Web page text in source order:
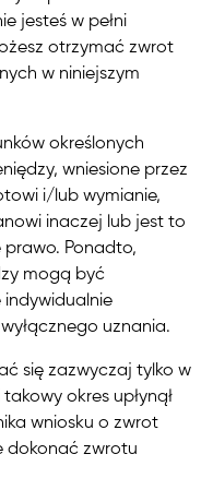
jesteś w pełni
otrzymać zwrot
w niniejszym
określonych
wniesione przez
i/lub wymianie,
inaczej lub jest to
Ponadto,
mogą być
indywidualnie
uznania.
się zazwyczaj tylko w
okres upłynął
wniosku o zwrot
dokonać zwrotu